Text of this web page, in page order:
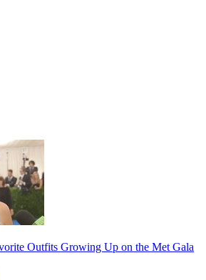
Outfits Growing Up on the Met Gala